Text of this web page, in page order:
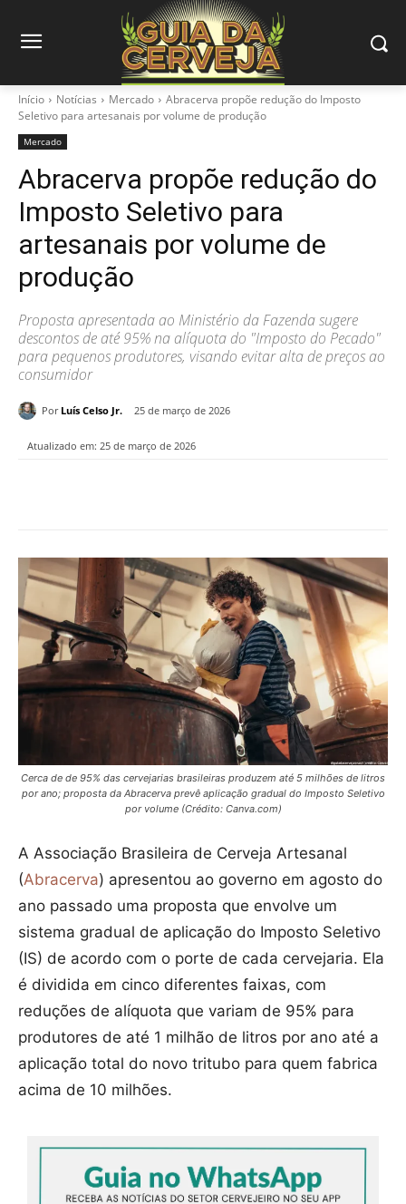
Início Notícias Mercado
Abracerva propõe redução do Imposto
Seletivo para artesanais por volume de produção
Mercado
Abracerva propõe redução do
Imposto Seletivo para
artesanais por volume de
produção
Proposta apresentada ao Ministério da Fazenda sugere
descontos de até 95% na alíquota do "Imposto do Pecado"
para pequenos produtores, visando evitar alta de preços ao
consumidor
Por Luís Celso Jr. 25 de março de 2026
Atualizado em: 25 de março de 2026
Cerca de de 95% das cervejarias brasileiras produzem até 5 milhões de litros
por ano; proposta da Abracerva prevê aplicação gradual do Imposto Seletivo
por volume (Crédito: Canva.com)
A Associação Brasileira de Cerveja Artesanal
(Abracerva) apresentou ao governo em agosto do
ano passado uma proposta que envolve um
sistema gradual de aplicação do Imposto Seletivo
(IS) de acordo com o porte de cada cervejaria. Ela
é dividida em cinco diferentes faixas, com
reduções de alíquota que variam de 95% para
produtores de até 1 milhão de litros por ano até a
aplicação total do novo tritubo para quem fabrica
acima de 10 milhões.